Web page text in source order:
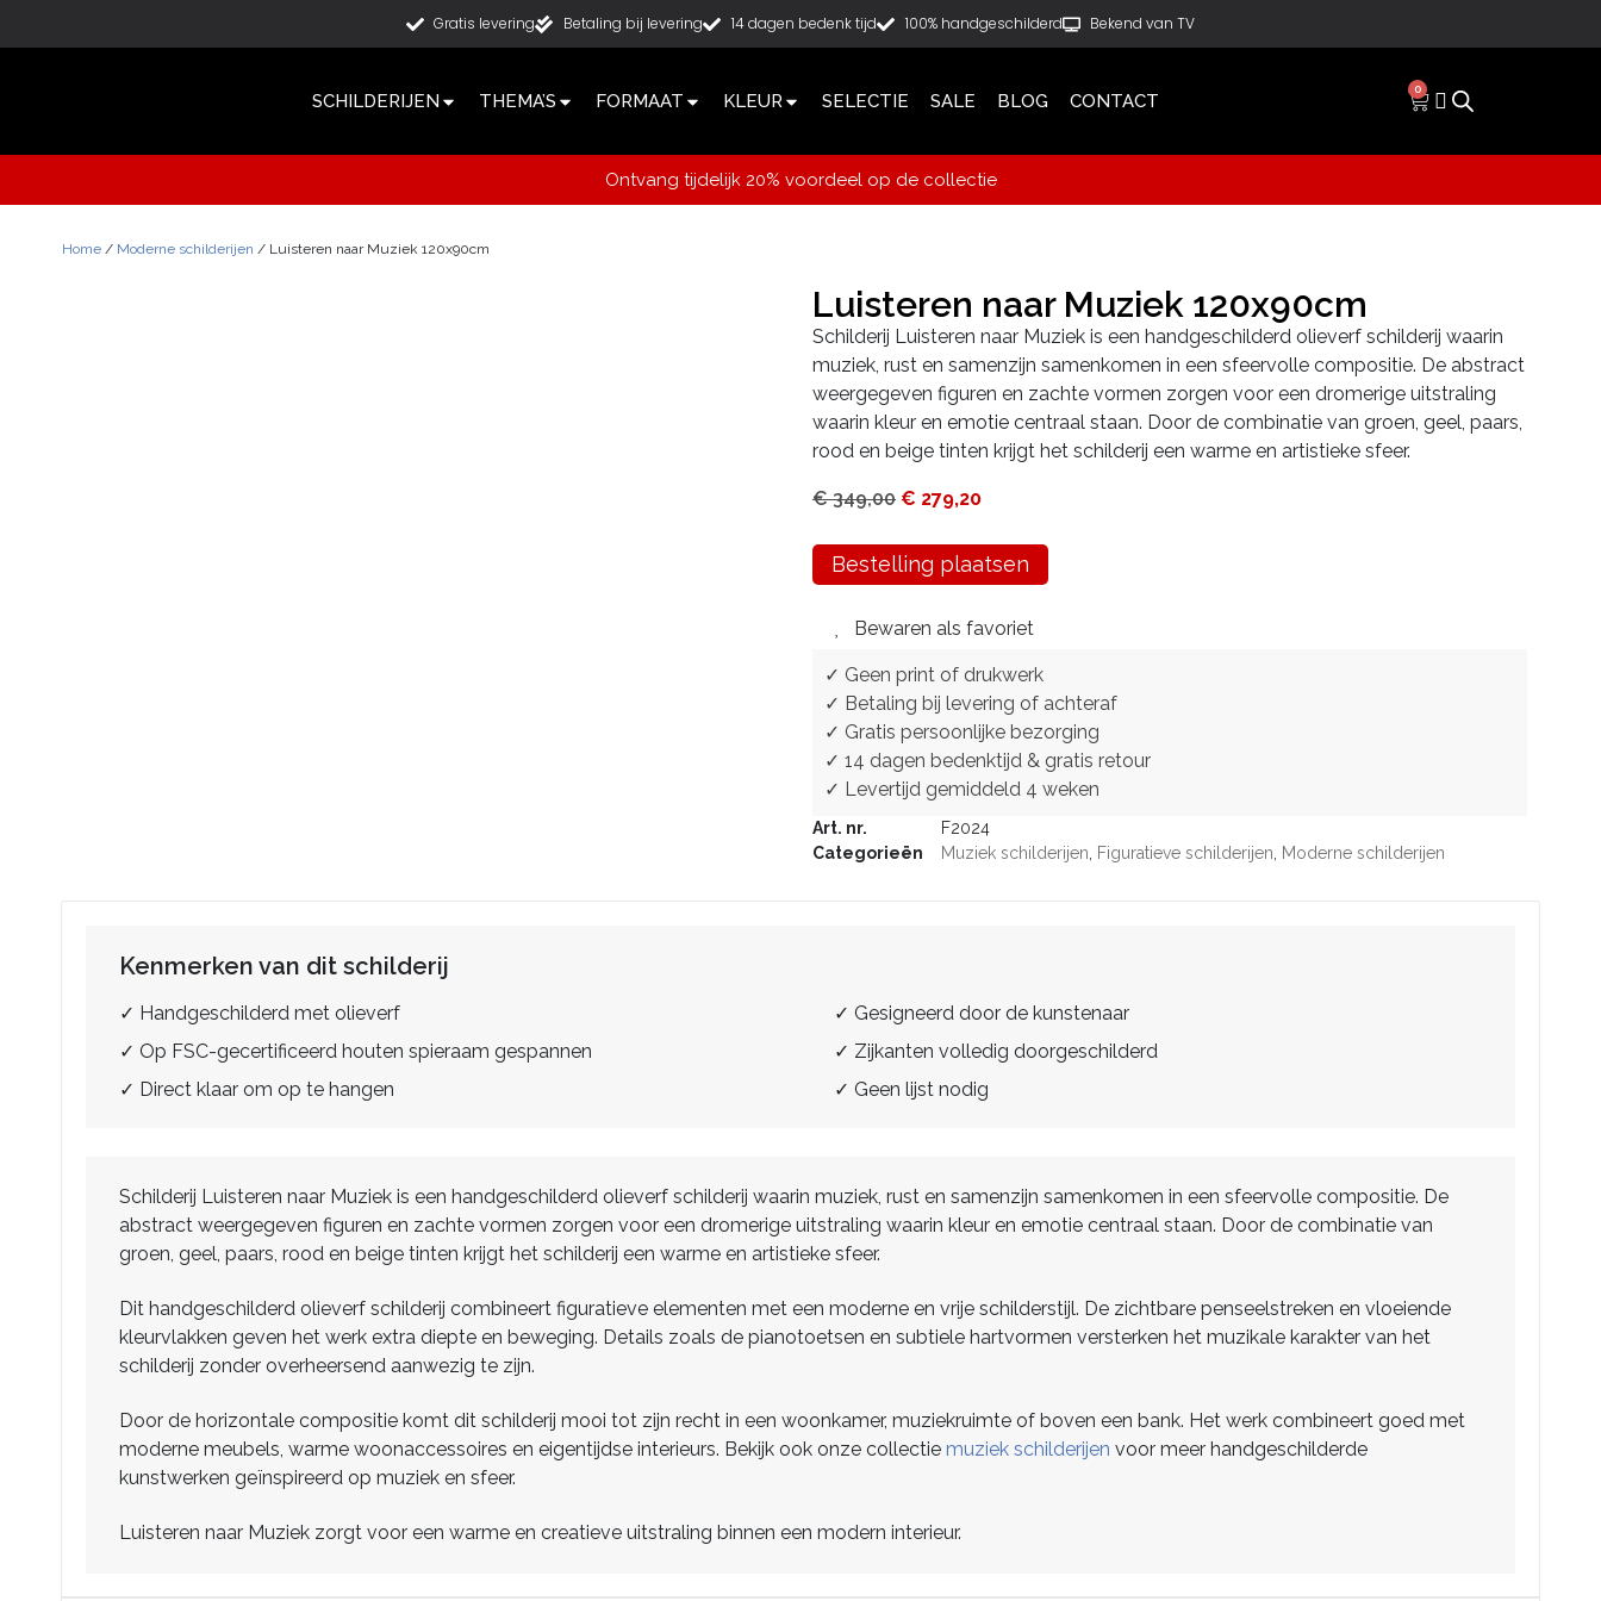
Gratis levering Betaling bij levering 14 dagen bedenk tijd 100% handgeschilderd Bekend van TV
SCHILDERIJEN THEMA’S FORMAAT KLEUR SELECTIE SALE BLOG CONTACT
0
Ontvang tijdelijk 20% voordeel op de collectie
Home / Moderne schilderijen / Luisteren naar Muziek 120x90cm
Luisteren naar Muziek 120x90cm
Schilderij Luisteren naar Muziek is een handgeschilderd olieverf schilderij waarin
muziek, rust en samenzijn samenkomen in een sfeervolle compositie. De abstract
weergegeven figuren en zachte vormen zorgen voor een dromerige uitstraling
waarin kleur en emotie centraal staan. Door de combinatie van groen, geel, paars,
rood en beige tinten krijgt het schilderij een warme en artistieke sfeer.
€349,00 € 279,20
Bestelling plaatsen
Bewaren als favoriet
✓ Geen print of drukwerk
✓ Betaling bij levering of achteraf
✓ Gratis persoonlijke bezorging
✓ 14 dagen bedenktijd & gratis retour
✓ Levertijd gemiddeld 4 weken
Art. nr.
F2024
Categorieën
Muziek schilderijen Figuratieve schilderijen Moderne schilderijen
Kenmerken van dit schilderij
✓ Handgeschilderd met olieverf
✓ Gesigneerd door de kunstenaar
✓ Op FSC-gecertificeerd houten spieraam gespannen
✓ Zijkanten volledig doorgeschilderd
✓ Direct klaar om op te hangen
✓ Geen lijst nodig
Schilderij Luisteren naar Muziek is een handgeschilderd olieverf schilderij waarin muziek, rust en samenzijn samenkomen in een sfeervolle compositie. De
abstract weergegeven figuren en zachte vormen zorgen voor een dromerige uitstraling waarin kleur en emotie centraal staan. Door de combinatie van
groen, geel, paars, rood en beige tinten krijgt het schilderij een warme en artistieke sfeer.
Dit handgeschilderd olieverf schilderij combineert figuratieve elementen met een moderne en vrije schilderstijl. De zichtbare penseelstreken en vloeiende
kleurvlakken geven het werk extra diepte en beweging. Details zoals de pianotoetsen en subtiele hartvormen versterken het muzikale karakter van het
schilderij zonder overheersend aanwezig te zijn.
Door de horizontale compositie komt dit schilderij mooi tot zijn recht in een woonkamer, muziekruimte of boven een bank. Het werk combineert goed met
moderne meubels, warme woonaccessoires en eigentijdse interieurs. Bekijk ook onze collectie muziek schilderijen voor meer handgeschilderde
kunstwerken geïnspireerd op muziek en sfeer.
Luisteren naar Muziek zorgt voor een warme en creatieve uitstraling binnen een modern interieur.